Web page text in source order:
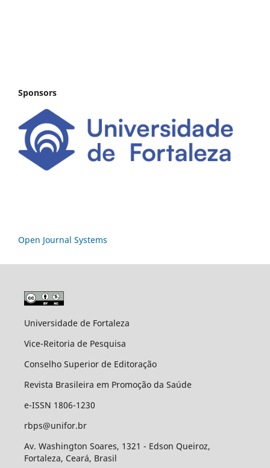
Sponsors
Open Journal Systems
Universidade de Fortaleza
Vice-Reitoria de Pesquisa
Conselho Superior de Editoração
Revista Brasileira em Promoção da Saúde
e-ISSN 1806-1230
rbps@unifor.br
Av. Washington Soares, 1321 - Edson Queiroz,
Fortaleza, Ceará, Brasil